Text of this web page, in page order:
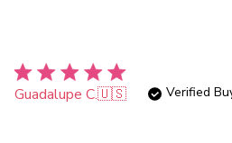
Guadalupe C.🇺🇸 Verified